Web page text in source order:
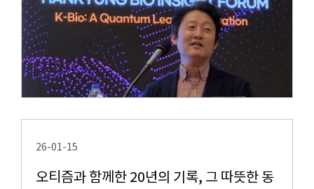
26-01-15
오티즘과 함께한 20년의 기록, 그 따뜻한 동